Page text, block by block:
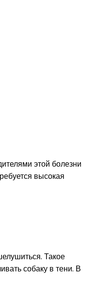
этой болезни
высокая
Такое
собаку в тени. В